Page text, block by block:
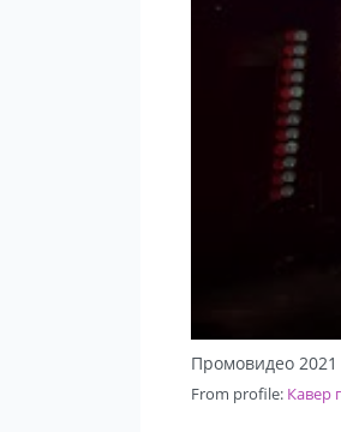
Промовидео 2021
From profile: Кавер